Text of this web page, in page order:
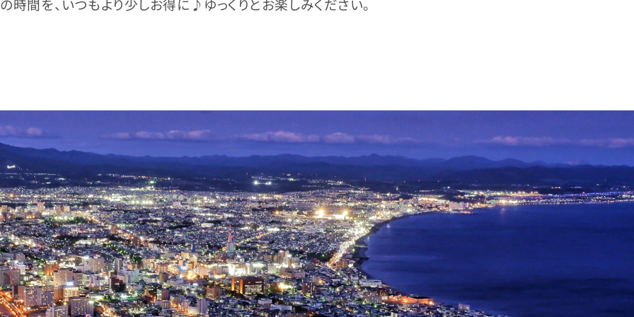
時間を、いつもより少しお得に♪ゆっくりとお楽しみください。